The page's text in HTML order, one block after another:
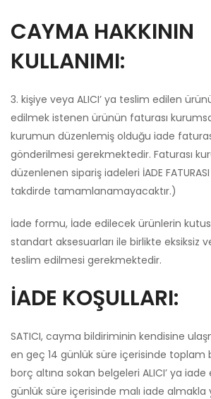
CAYMA HAKKININ
KULLANIMI:
3. kişiye veya ALICI’ ya teslim edilen
edilmek istenen ürünün faturası
kurumun düzenlemiş olduğu iade
gönderilmesi gerekmektedir. Faturası
düzenlenen sipariş iadeleri İADE
takdirde tamamlanamayacaktır.)
İade formu, İade edilecek ürünlerin
standart aksesuarları ile birlikte eksiksiz
teslim edilmesi gerekmektedir.
İADE KOŞULLARI:
SATICI, cayma bildiriminin kendisine
en geç 14 günlük süre içerisinde toplam
borç altına sokan belgeleri ALICI’ ya
günlük süre içerisinde malı iade almakla